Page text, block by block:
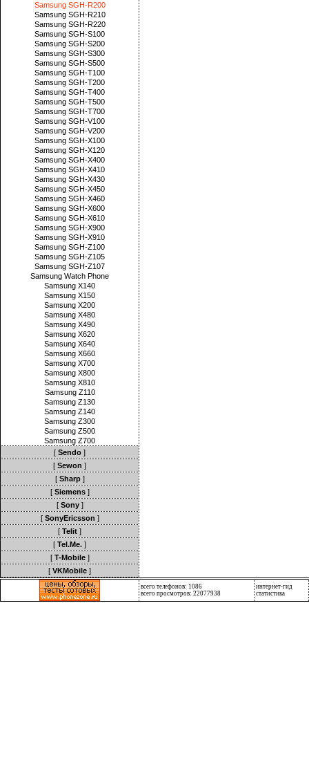
Samsung SGH-R200
Samsung SGH-R210
Samsung SGH-R220
Samsung SGH-S100
Samsung SGH-S200
Samsung SGH-S300
Samsung SGH-S500
Samsung SGH-T100
Samsung SGH-T200
Samsung SGH-T400
Samsung SGH-T500
Samsung SGH-T700
Samsung SGH-V100
Samsung SGH-V200
Samsung SGH-X100
Samsung SGH-X120
Samsung SGH-X400
Samsung SGH-X410
Samsung SGH-X430
Samsung SGH-X450
Samsung SGH-X460
Samsung SGH-X600
Samsung SGH-X610
Samsung SGH-X900
Samsung SGH-X910
Samsung SGH-Z100
Samsung SGH-Z105
Samsung SGH-Z107
Samsung Watch Phone
Samsung X140
Samsung X150
Samsung X200
Samsung X480
Samsung X490
Samsung X620
Samsung X640
Samsung X660
Samsung X700
Samsung X800
Samsung X810
Samsung Z110
Samsung Z130
Samsung Z140
Samsung Z300
Samsung Z500
Samsung Z700
[ Sendo ]
[ Sewon ]
[ Sharp]
[ Siemens]
[ Sony]
[ SonyEricsson ]
[ Telit ]
[ Tel.Me. ]
[ T-Mobile]
[ VKMobile ]
всего телефонов: 1086
всего просмотров: 22077938
интернет-гид
статистика